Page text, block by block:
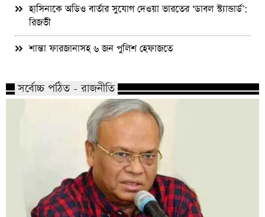
হাসিনাকে অডিও বার্তার সুযোগ দেওয়া ভারতের ‘ডাবল স্ট্যান্ডার্ড’:
রিজভী
শান্তা ফারজানাসহ ৬ জন পুলিশ হেফাজতে
সর্বোচ্চ পঠিত - রাজনীতি